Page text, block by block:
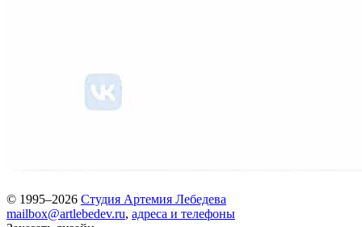
© 1995–2026 Студия Артемия Лебедева
mailbox@artlebedev.ru, адреса и телефоны